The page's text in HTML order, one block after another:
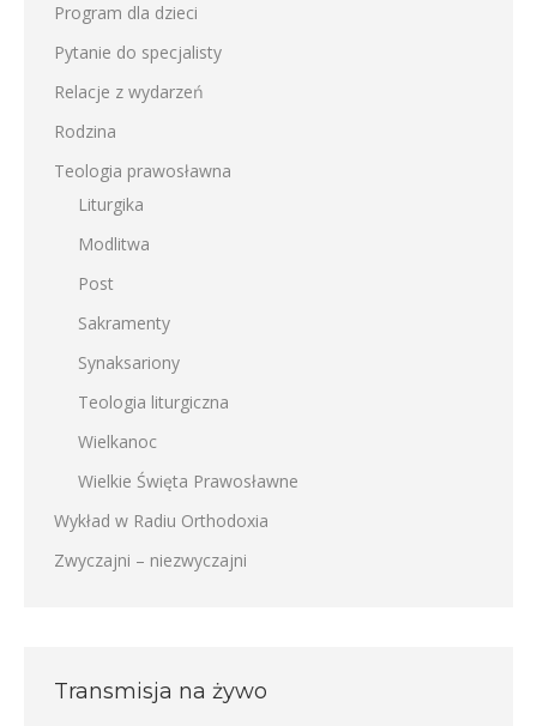
Program dla dzieci
Pytanie do specjalisty
Relacje z wydarzeń
Rodzina
Teologia prawosławna
Liturgika
Modlitwa
Post
Sakramenty
Synaksariony
Teologia liturgiczna
Wielkanoc
Wielkie Święta Prawosławne
Wykład w Radiu Orthodoxia
Zwyczajni – niezwyczajni
Transmisja na żywo